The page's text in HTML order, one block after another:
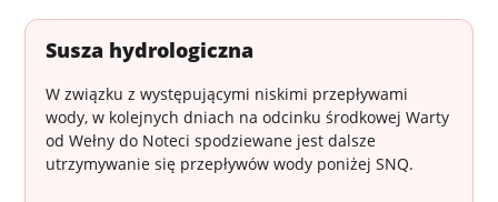
Susza hydrologiczna
W związku z występującymi niskimi przepływami
wody, w kolejnych dniach na odcinku środkowej Warty
od Wełny do Noteci spodziewane jest dalsze
utrzymywanie się przepływów wody poniżej SNQ.